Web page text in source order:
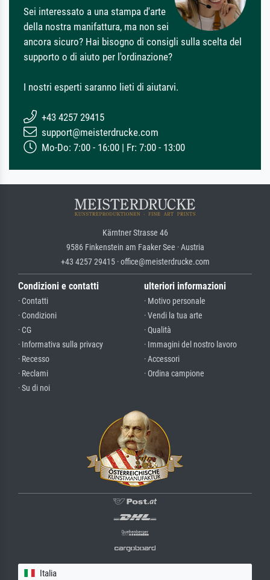
Sei interessato a una stampa d'arte
della nostra manifattura, ma non sei
ancora sicuro? Hai bisogno di consigli sulla scelta del
supporto o di aiuto per l'ordinazione?
I nostri esperti saranno lieti di aiutarvi.
+43 4257 29415
support@meisterdrucke.com
Mo-Do: 7:00 - 16:00 | Fr: 7:00 - 13:00
Kärntner Strasse 46
9586 Finkenstein am Faaker See · Austria
+43 4257 29415 · office@meisterdrucke.com
Condizioni e contatti
· Contatti
· Condizioni
· CG
· Informativa sulla privacy
· Recesso
· Reclami
· Su di noi
ulteriori informazioni
· Motivo personale
· Vendi la tua arte
· Qualità
· Immagini del nostro lavoro
· Accessori
· Ordina campione
Italia